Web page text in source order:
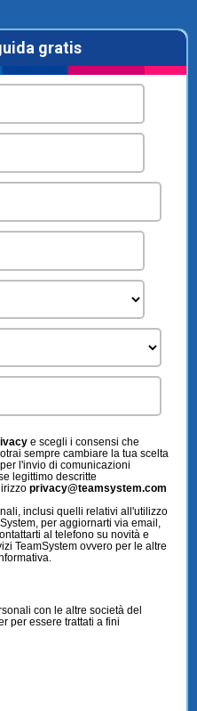
gratis
e scegli i consensi che
sempre cambiare la tua scelta
l'invio di comunicazioni
legittimo descritte
privacy@teamsystem.com
inclusi quelli relativi all'utilizzo
per aggiornarti via email,
al telefono su novità e
TeamSystem ovvero per le altre
con le altre società del
per essere trattati a fini